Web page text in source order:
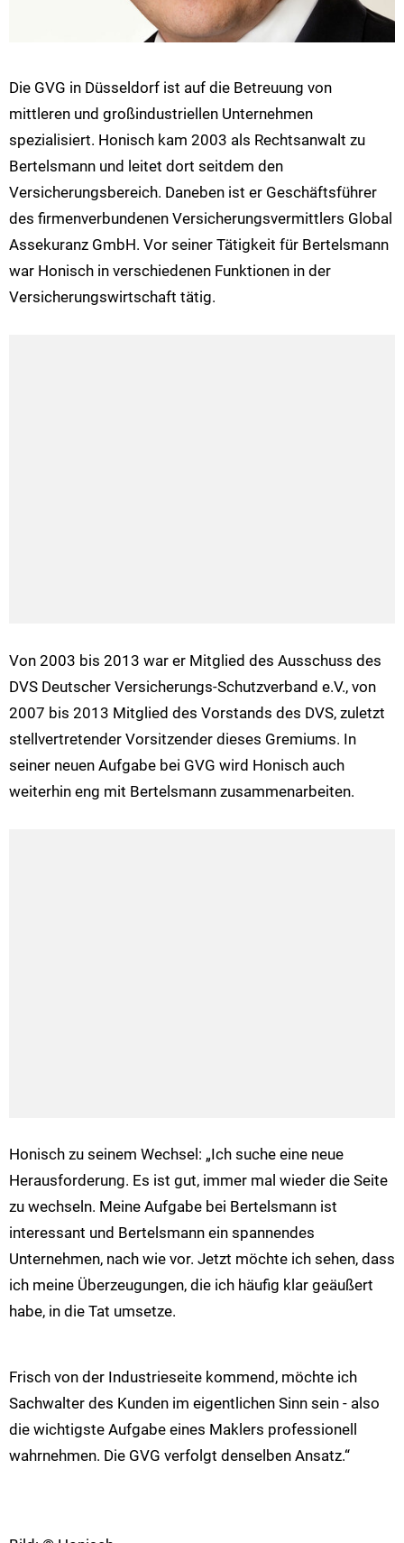
Die GVG in Düsseldorf ist auf die Betreuung von
mittleren und großindustriellen Unternehmen
spezialisiert. Honisch kam 2003 als Rechtsanwalt zu
Bertelsmann und leitet dort seitdem den
Versicherungsbereich. Daneben ist er Geschäftsführer
des firmenverbundenen Versicherungsvermittlers Global
Assekuranz GmbH. Vor seiner Tätigkeit für Bertelsmann
war Honisch in verschiedenen Funktionen in der
Versicherungswirtschaft tätig.
Von 2003 bis 2013 war er Mitglied des Ausschuss des
DVS Deutscher Versicherungs-Schutzverband e.V., von
2007 bis 2013 Mitglied des Vorstands des DVS, zuletzt
stellvertretender Vorsitzender dieses Gremiums. In
seiner neuen Aufgabe bei GVG wird Honisch auch
weiterhin eng mit Bertelsmann zusammenarbeiten.
Honisch zu seinem Wechsel: „Ich suche eine neue
Herausforderung. Es ist gut, immer mal wieder die Seite
zu wechseln. Meine Aufgabe bei Bertelsmann ist
interessant und Bertelsmann ein spannendes
Unternehmen, nach wie vor. Jetzt möchte ich sehen, dass
ich meine Überzeugungen, die ich häufig klar geäußert
habe, in die Tat umsetze.
Frisch von der Industrieseite kommend, möchte ich
Sachwalter des Kunden im eigentlichen Sinn sein - also
die wichtigste Aufgabe eines Maklers professionell
wahrnehmen. Die GVG verfolgt denselben Ansatz.“